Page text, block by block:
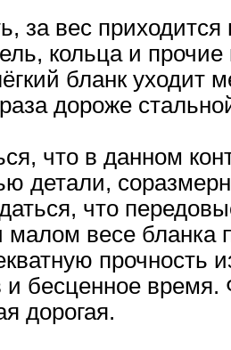
за вес
кольца и
бланк уходит
дороже
что в данном
детали,
что
малом весе
прочность
бесценное время.
дорогая.